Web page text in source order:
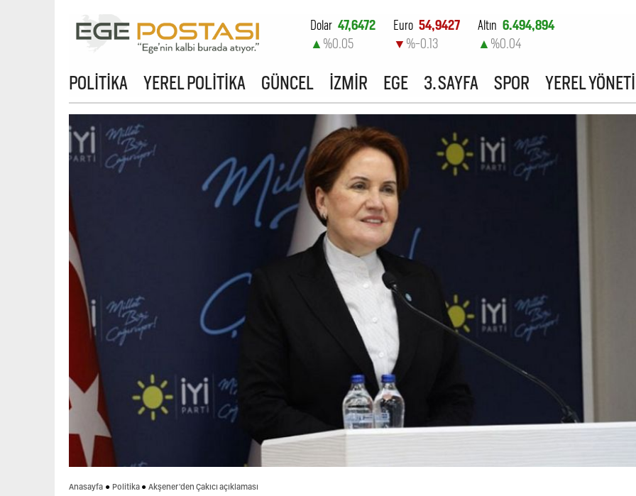
Dolar 47,6472
▲ %0.05
Euro 54,9427
▼ %-0.13
Altın 6.494,894
▲ %0.04
%0.7
POLİTİKA YEREL POLİTİKA GÜNCEL İZMİR EGE 3. SAYFA SPOR YEREL
Anasayfa Politika Akşener'den Çakıcı açıklaması